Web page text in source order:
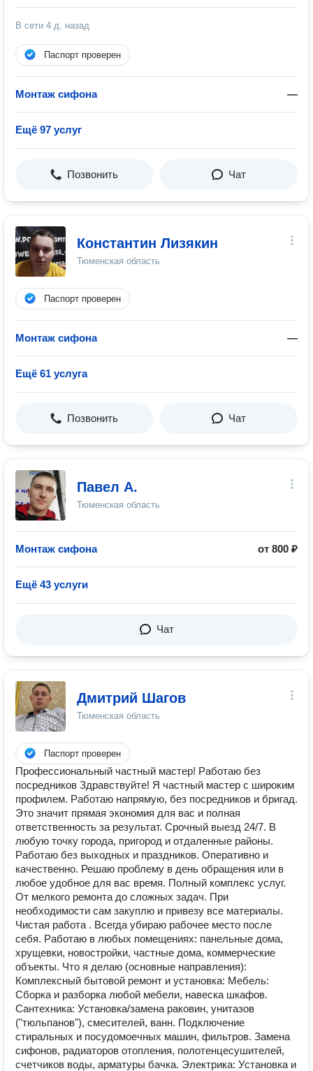
В сети 4 д. назад
Паспорт проверен
Монтаж сифона —
Ещё 97 услуг
Позвонить Чат
Константин Лизякин
Тюменская область
Паспорт проверен
Монтаж сифона —
Ещё 61 услуга
Позвонить Чат
Павел А.
Тюменская область
Монтаж сифона от 800 ₽
Ещё 43 услуги
Чат
Дмитрий Шагов
Тюменская область
Паспорт проверен
Профессиональный частный мастер! Работаю без
посредников Здравствуйте! Я частный мастер с широким
профилем. Работаю напрямую, без посредников и бригад.
Это значит прямая экономия для вас и полная
ответственность за результат. Срочный выезд 24/7. В
любую точку города, пригород и отдаленные районы.
Работаю без выходных и праздников. Оперативно и
качественно. Решаю проблему в день обращения или в
любое удобное для вас время. Полный комплекс услуг.
От мелкого ремонта до сложных задач. При
необходимости сам закуплю и привезу все материалы.
Чистая работа . Всегда убираю рабочее место после
себя. Работаю в любых помещениях: панельные дома,
хрущевки, новостройки, частные дома, коммерческие
объекты. Что я делаю (основные направления):
Комплексный бытовой ремонт и установка: Мебель:
Сборка и разборка любой мебели, навеска шкафов.
Сантехника: Установка/замена раковин, унитазов
("тюльпанов"), смесителей, ванн. Подключение
стиральных и посудомоечных машин, фильтров. Замена
сифонов, радиаторов отопления, полотенцесушителей,
счетчиков воды, арматуры бачка. Электрика: Установка и